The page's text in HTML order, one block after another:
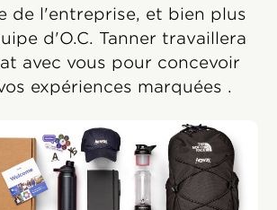
de l'entreprise, et bien plus
d'O.C. Tanner travaillera
avec vous pour concevoir
expériences marquées .